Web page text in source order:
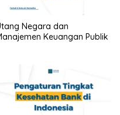
Negara dan
Keuangan Publik